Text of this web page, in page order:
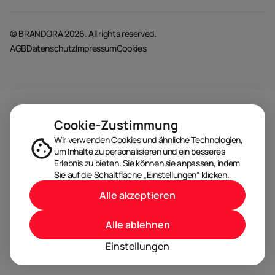
© BRANDORA 2026. All rights reserved.
AGBDatenschutzImpressumCookies
Cookie-Zustimmung
Wir verwenden Cookies und ähnliche Technologien,
um Inhalte zu personalisieren und ein besseres
Erlebnis zu bieten. Sie können sie anpassen, indem
Sie auf die Schaltfläche „Einstellungen“ klicken.
Einstellungen
Alle ablehnen
Alle akzeptieren